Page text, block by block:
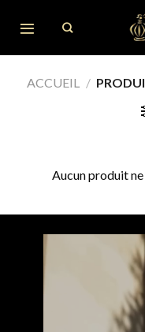
ACCUEIL /
Aucun produit